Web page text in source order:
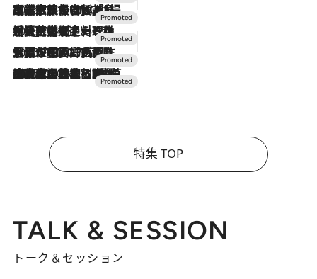
2026.7.31
【ホテル帰省】という選択肢をOMOが提案。家族とほどよい距離を保つには「昼は実家、夜は気兼ねなくホテルで！」
2026.7.24
【夏限定ディナーコース】旬を迎える稚鮎や花ズッキーニなどをイタリア・トスカーナの郷土料理の手法で満喫！
2026.7.17
「土佐和ハーブかき氷」がOMO7高知に登場！生姜、山椒、大葉など目にも舌にも涼を呼ぶ郷土の味
2026.7.10
NEW OPEN！【界 草津】名湯の地に誕生。趣の異なる2種の温泉と上州ならではの会席・蕎麦割烹など美食を味わう究極の癒やし旅
特集 TOP
TALK & SESSION
トーク＆セッション